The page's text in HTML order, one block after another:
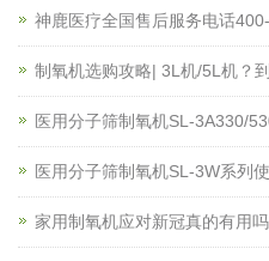
神鹿医疗全国售后服务电话
制氧机选购攻略| 3L机/5L机？
医用分子筛制氧机SL-3A330/
医用分子筛制氧机SL-3W系列
家用制氧机应对新冠真的有用吗